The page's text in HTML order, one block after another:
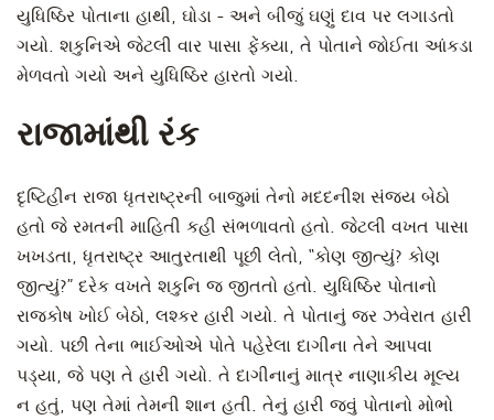
યુધિષ્ઠિર પોતાના હાથી, ઘોડા - અને બીજું ઘણું દાવ પર લગાડતો
ગયો. શકુનિએ જેટલી વાર પાસા ફેંક્યા, તે પોતાને જોઈતા આંકડા
મેળવતો ગયો અને યુધિષ્ઠિર હારતો ગયો.
રાજામાંથી રંક
દૃષ્ટિહીન રાજા ધૃતરાષ્ટ્રની બાજુમાં તેનો મદદનીશ સંજય બેઠો
હતો જે રમતની માહિતી કહી સંભળાવતો હતો. જેટલી વખત પાસા
ખખડતા, ધૃતરાષ્ટ્ર આતુરતાથી પૂછી લેતો, “કોણ જીત્યું? કોણ
જીત્યું?” દરેક વખતે શકુનિ જ જીતતો હતો. યુધિષ્ઠિર પોતાનો
રાજકોષ ખોઈ બેઠો, લશ્કર હારી ગયો. તે પોતાનું જર ઝવેરાત હારી
ગયો. પછી તેના ભાઈઓએ પોતે પહેરેલા દાગીના તેને આપવા
પડ્યા, જે પણ તે હારી ગયો. તે દાગીનાનું માત્ર નાણાકીય મૂલ્ય
ન હતું, પણ તેમાં તેમની શાન હતી. તેનું હારી જવું પોતાનો મોભો